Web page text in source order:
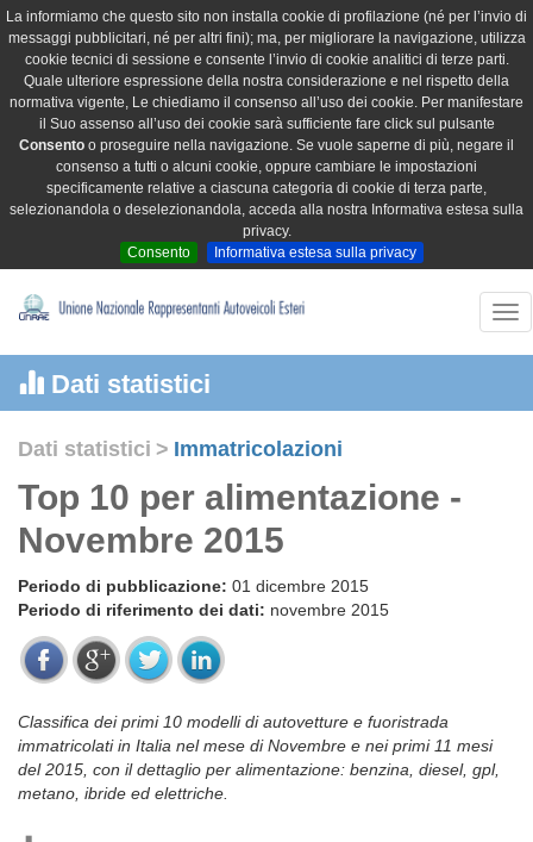
La informiamo che questo sito non installa cookie di profilazione (né per l’invio di
messaggi pubblicitari, né per altri fini); ma, per migliorare la navigazione, utilizza
cookie tecnici di sessione e consente l’invio di cookie analitici di terze parti.
Quale ulteriore espressione della nostra considerazione e nel rispetto della
normativa vigente, Le chiediamo il consenso all’uso dei cookie. Per manifestare
il Suo assenso all’uso dei cookie sarà sufficiente fare click sul pulsante
Consento o proseguire nella navigazione. Se vuole saperne di più, negare il
consenso a tutti o alcuni cookie, oppure cambiare le impostazioni
specificamente relative a ciascuna categoria di cookie di terza parte,
selezionandola o deselezionandola, acceda alla nostra Informativa estesa sulla
privacy.
Consento
Informativa estesa sulla privacy
Dati statistici
Dati statistici > Immatricolazioni
Top 10 per alimentazione -
Novembre 2015
Periodo di pubblicazione: 01 dicembre 2015
Periodo di riferimento dei dati: novembre 2015
Classifica dei primi 10 modelli di autovetture e fuoristrada
immatricolati in Italia nel mese di Novembre e nei primi 11 mesi
del 2015, con il dettaglio per alimentazione: benzina, diesel, gpl,
metano, ibride ed elettriche.